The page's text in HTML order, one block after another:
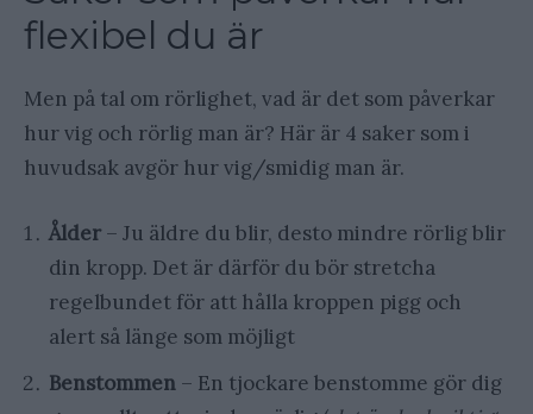
flexibel du är
Men på tal om rörlighet, vad är det som påverkar
hur vig och rörlig man är? Här är 4 saker som i
huvudsak avgör hur vig/smidig man är.
Ålder– Ju äldre du blir, desto mindre rörlig blir
din kropp. Det är därför du bör stretcha
regelbundet för att hålla kroppen pigg och
alert så länge som möjligt
Benstommen – En tjockare benstomme gör dig